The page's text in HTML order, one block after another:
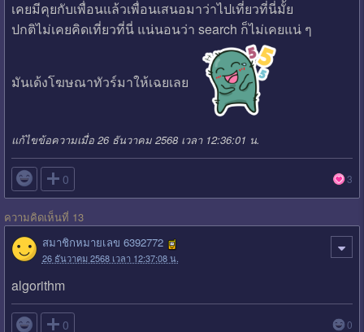
เคยมีคุยกับเพื่อนแล้วเพื่อนเสนอมาว่าไปเที่ยวที่นี่มั้ย
ปกติไม่เคยคิดเที่ยวที่นี่ แน่นอนว่า search ก็ไม่เคยแน่ ๆ
มันเด้งโฆษณาทัวร์มาให้เฉยเลย
แก้ไขข้อความเมื่อ 26 ธันวาคม 2568 เวลา 12:36:01 น.
 0 3
ความคิดเห็นที่ 13
สมาชิกหมายเลข 6392772
26 ธันวาคม 2568 เวลา 12:37:08 น.
algorithm
 0 0